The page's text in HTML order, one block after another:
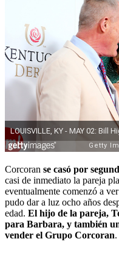
Corcoran se casó por
casi de inmediato la pareja
eventualmente comenzó a
pudo dar a luz ocho años
edad. El hijo de la pareja,
para Barbara, y también
vender el Grupo Corcoran.